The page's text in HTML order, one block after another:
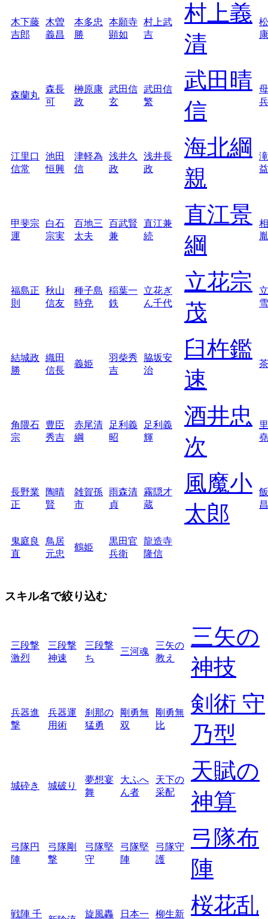
木下藤
吉郎
木曽
義昌
本多忠
勝
本願寺
顕如
村上武
吉
村上義
清
康
森蘭丸
森長
可
榊原康
政
武田信
玄
武田信
繁
武田晴
信
江里口
信常
池田
恒興
津軽為
信
浅井久
政
浅井長
政
海北綱
親
益
甲斐宗
運
白石
宗実
百地三
太夫
百武賢
兼
直江兼
続
直江景
綱
胤
福島正
則
秋山
信友
種子島
時尭
稲葉一
鉄
立花ぎ
ん千代
立花宗
茂
雪
結城政
勝
織田
信長
義姫
羽柴秀
吉
脇坂安
治
臼杵鑑
速
角隈石
宗
豊臣
秀吉
赤尾清
綱
足利義
昭
足利義
輝
酒井忠
次
堯
長野業
正
陶晴
賢
雑賀孫
市
雨森清
貞
霧隠才
蔵
風魔小
太郎
昌
鬼庭良
直
鳥居
元忠
鶴姫
黒田官
兵衛
龍造寺
隆信
スキル名で絞り込む
三段撃
激烈
三段撃
神速
三段撃
ち
三河魂
三矢の
教え
三矢の
神技
兵器進
撃
兵器運
用術
刹那の
猛勇
剛勇無
双
剛勇無
比
剣術 守
乃型
城砕き 城破り
夢想宴
舞
大ふへ
ん者
天下の
采配
天賦の
神算
弓隊円
陣
弓隊剛
撃
弓隊堅
守
弓隊堅
陣
弓隊守
護
弓隊布
陣
戦陣 千 旋風轟 日本一 柳生新 桜花乱